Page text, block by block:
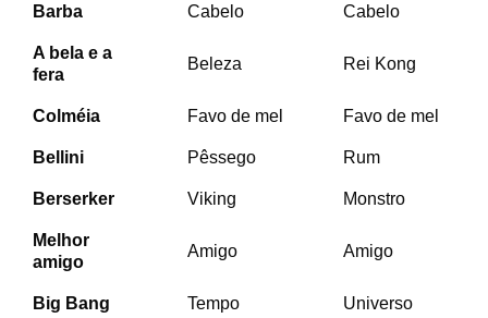
Barba Cabelo Cabelo
A bela e a
fera
Beleza Rei Kong
Colméia Favo de mel Favo de mel
Bellini Pêssego Rum
Berserker Viking Monstro
Melhor
amigo
Amigo Amigo
Big Bang Tempo Universo